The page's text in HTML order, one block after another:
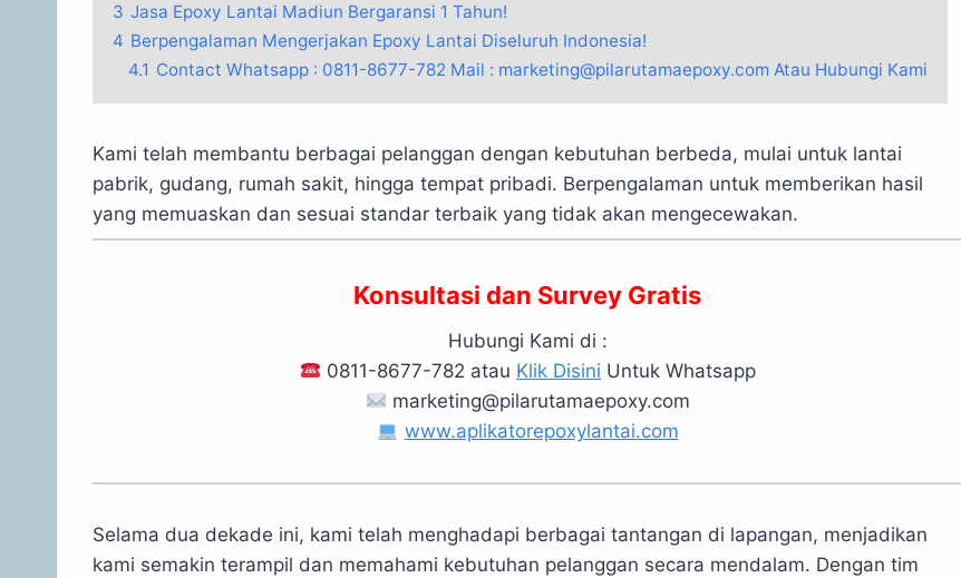
3 Jasa Epoxy Lantai Madiun Bergaransi 1 Tahun!
4 Berpengalaman Mengerjakan Epoxy Lantai Diseluruh Indonesia!
4.1 Contact Whatsapp : 0811-8677-782 Mail : marketing@pilarutamaepoxy.com Atau Hubungi Kami
Kami telah membantu berbagai pelanggan dengan kebutuhan berbeda, mulai untuk lantai
pabrik, gudang, rumah sakit, hingga tempat pribadi. Berpengalaman untuk memberikan hasil
yang memuaskan dan sesuai standar terbaik yang tidak akan mengecewakan.
Konsultasi dan Survey Gratis
Hubungi Kami di :
0811-8677-782 atau Klik Disini Untuk Whatsapp
marketing@pilarutamaepoxy.com
www.aplikatorepoxylantai.com
Selama dua dekade ini, kami telah menghadapi berbagai tantangan di lapangan, menjadikan
kami semakin terampil dan memahami kebutuhan pelanggan secara mendalam. Dengan tim